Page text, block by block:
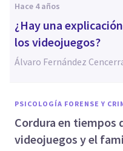
hace 4 años
¿Hay una
los videojuegos?
Álvaro Fernández
PSICOLOGÍA FORENSE Y
Cordura en tiempos
videojuegos y el